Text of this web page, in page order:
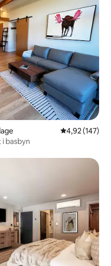
4,92 av 5 i
4,92 (147)
basbyn